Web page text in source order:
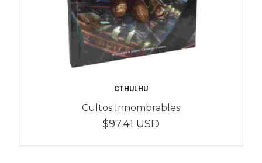
CTHULHU
Cultos Innombrables
$97.41 USD